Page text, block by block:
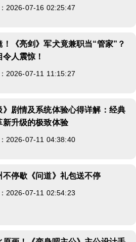
2026-07-16 02:25:47
！《亮剑》军犬竟兼职当“管家”？
人震惊！
2026-07-11 11:15:27
》剧情及系统体验心得详解：经典
新升级的极致体验
2026-07-11 04:38:40
不停歇《问道》礼包送不停
2026-07-11 02:54:23